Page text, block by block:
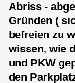
Abriss -
Gründen (
befreien zu
wissen, wie
und PKW
den